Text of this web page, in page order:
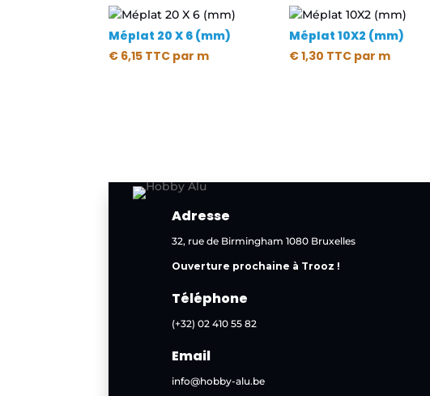
Méplat 20 X 6 (mm)
€ 6,15 TTC par m
Méplat 10X2 (mm)
€1,30 TTC par m
Adresse
32, rue de Birmingham 1080 Bruxelles
Ouverture prochaine à Trooz !
Téléphone
(+32) 02 410 55 82
Email
info@hobby-alu.be